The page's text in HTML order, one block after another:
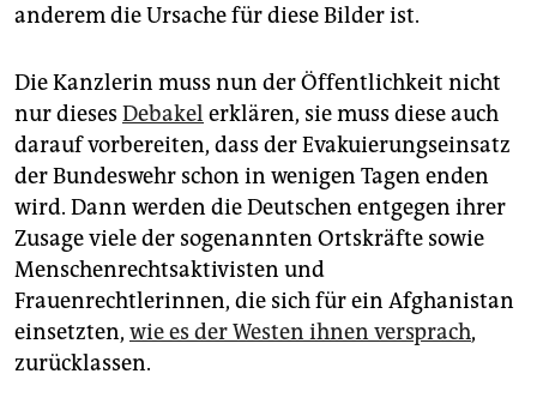
anderem die Ursache für diese Bilder ist.
Die Kanzlerin muss nun der Öffentlichkeit nicht
nur dieses Debakel erklären, sie muss diese auch
darauf vorbereiten, dass der Evakuierungseinsatz
der Bundeswehr schon in wenigen Tagen enden
wird. Dann werden die Deutschen entgegen ihrer
Zusage viele der sogenannten Ortskräfte sowie
Menschenrechtsaktivisten und
Frauenrechtlerinnen, die sich für ein Afghanistan
einsetzten, wie es der Westen ihnen versprach,
zurücklassen.